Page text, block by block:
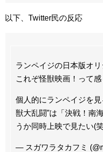
以下、Twitter民の反応
ランペイジの日本版オ
これぞ怪獣映画！って
個人的にランペイジを
獣大乱闘”は「決戦！南
うか同時上映で見たい(
— スガワラタカフミ